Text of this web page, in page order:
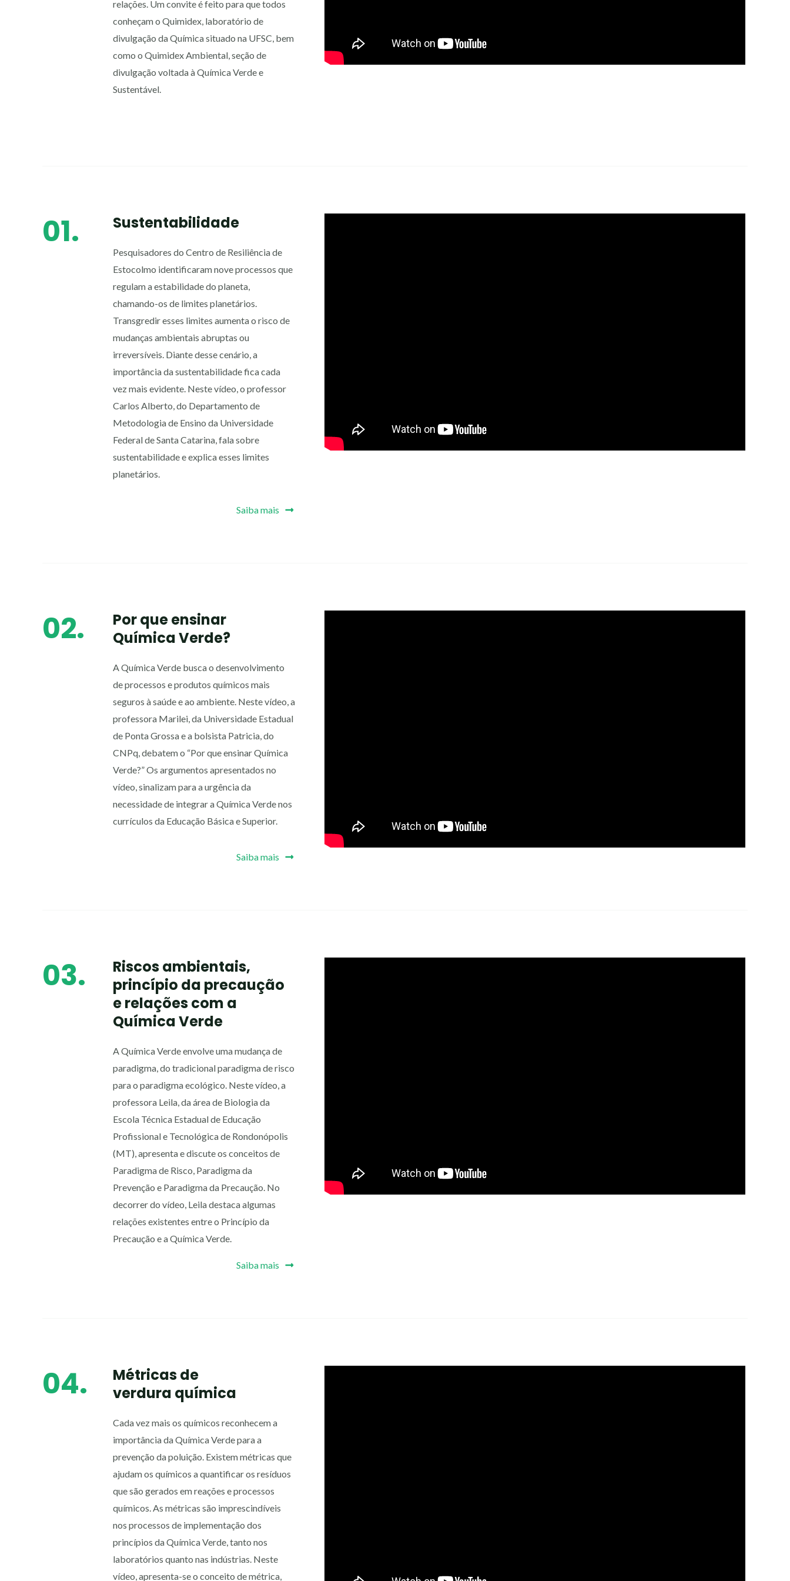
relações. Um convite é feito para que todos
conheçam o Quimidex, laboratório de
divulgação da Química situado na UFSC, bem
como o Quimidex Ambiental, seção de
divulgação voltada à Química Verde e
Sustentável.
01. Sustentabilidade
Pesquisadores do Centro de Resiliência de
Estocolmo identificaram nove processos que
regulam a estabilidade do planeta,
chamando-os de limites planetários.
Transgredir esses limites aumenta o risco de
mudanças ambientais abruptas ou
irreversíveis. Diante desse cenário, a
importância da sustentabilidade fica cada
vez mais evidente. Neste vídeo, o professor
Carlos Alberto, do Departamento de
Metodologia de Ensino da Universidade
Federal de Santa Catarina, fala sobre
sustentabilidade e explica esses limites
planetários.
Saiba mais
02.
Por que ensinar
Química Verde?
A Química Verde busca o desenvolvimento
de processos e produtos químicos mais
seguros à saúde e ao ambiente. Neste vídeo, a
professora Marilei, da Universidade Estadual
de Ponta Grossa e a bolsista Patricia, do
CNPq, debatem o “Por que ensinar Química
Verde?” Os argumentos apresentados no
vídeo, sinalizam para a urgência da
necessidade de integrar a Química Verde nos
currículos da Educação Básica e Superior.
Saiba mais
03.
Riscos ambientais,
princípio da precaução
e relações com a
Química Verde
A Química Verde envolve uma mudança de
paradigma, do tradicional paradigma de risco
para o paradigma ecológico. Neste vídeo, a
professora Leila, da área de Biologia da
Escola Técnica Estadual de Educação
Profissional e Tecnológica de Rondonópolis
(MT), apresenta e discute os conceitos de
Paradigma de Risco, Paradigma da
Prevenção e Paradigma da Precaução. No
decorrer do vídeo, Leila destaca algumas
relações existentes entre o Princípio da
Precaução e a Química Verde.
Saiba mais
04.
Métricas de
verdura química
Cada vez mais os químicos reconhecem a
importância da Química Verde para a
prevenção da poluição. Existem métricas que
ajudam os químicos a quantificar os resíduos
que são gerados em reações e processos
químicos. As métricas são imprescindíveis
nos processos de implementação dos
princípios da Química Verde, tanto nos
laboratórios quanto nas indústrias. Neste
vídeo, apresenta-se o conceito de métrica,